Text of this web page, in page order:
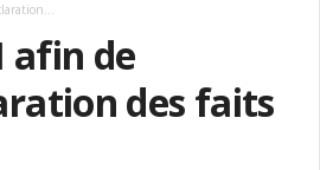
afin de
des faits